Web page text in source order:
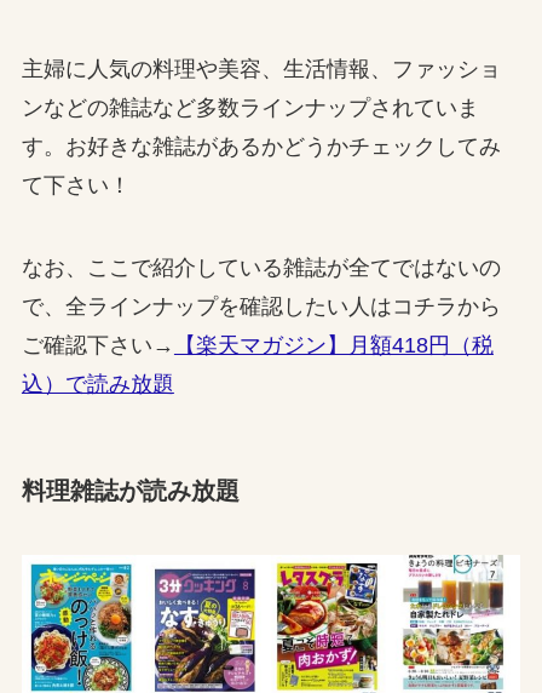
主婦に人気の料理や美容、生活情報、ファッショ
ンなどの雑誌など多数ラインナップされていま
す。お好きな雑誌があるかどうかチェックしてみ
て下さい！
なお、ここで紹介している雑誌が全てではないの
で、全ラインナップを確認したい人はコチラから
ご確認下さい→
【楽天マガジン】月額418円（税
込）で読み放題
料理雑誌が読み放題